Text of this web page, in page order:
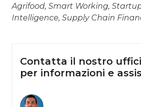
Agrifood, Smart Working,
Intelligence, Supply Chain
Contatta il nostro
per informazioni e